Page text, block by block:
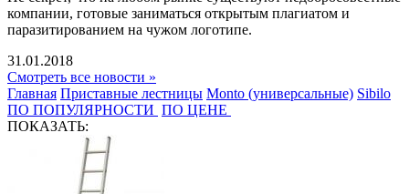
компании, готовые заниматься открытым плагиатом и
паразитированием на чужом логотипе.
31.01.2018
Смотреть все новости »
Главная Приставные лестницы Monto (универсальные) Sibilo
ПО ПОПУЛЯРНОСТИ ПО ЦЕНЕ
ПОКАЗАТЬ: